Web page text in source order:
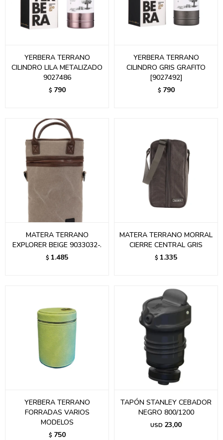
YERBERA TERRANO
CILINDRO LILA METALIZADO
9027486
$ 790
YERBERA TERRANO
CILINDRO GRIS GRAFITO
[9027492]
$ 790
MATERA TERRANO
EXPLORER BEIGE 9033032-.
$ 1.485
MATERA TERRANO MORRAL
CIERRE CENTRAL GRIS
$ 1.335
YERBERA TERRANO
FORRADAS VARIOS
MODELOS
$ 750
TAPÓN STANLEY CEBADOR
NEGRO 800/1200
USD 23,00